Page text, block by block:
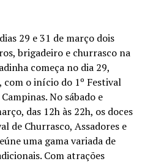
29 e 31 de março dois
brigadeiro e churrasco na
começa no dia 29,
com o início do 1º Festival
No sábado e
das 12h às 22h, os doces
de Churrasco, Assadores e
uma gama variada de
Com atrações